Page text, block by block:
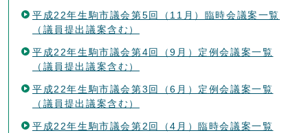
平成22年生駒市議会第5回（11月）臨時会議案一覧
（議員提出議案含む）
平成22年生駒市議会第4回（9月）定例会議案一覧
（議員提出議案含む）
平成22年生駒市議会第3回（6月）定例会議案一覧
（議員提出議案含む）
平成22年生駒市議会第2回（4月）臨時会議案一覧